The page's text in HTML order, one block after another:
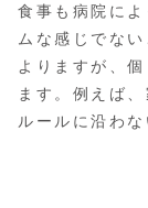
食事も病院に
ムな感じでな
よりますが、
ます。例えば
ルールに沿わ